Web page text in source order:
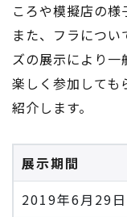
ころや模擬店の様
また、フラにつ
ズの展示により
楽しく参加しても
紹介します。
展示期間
2019年6月29日